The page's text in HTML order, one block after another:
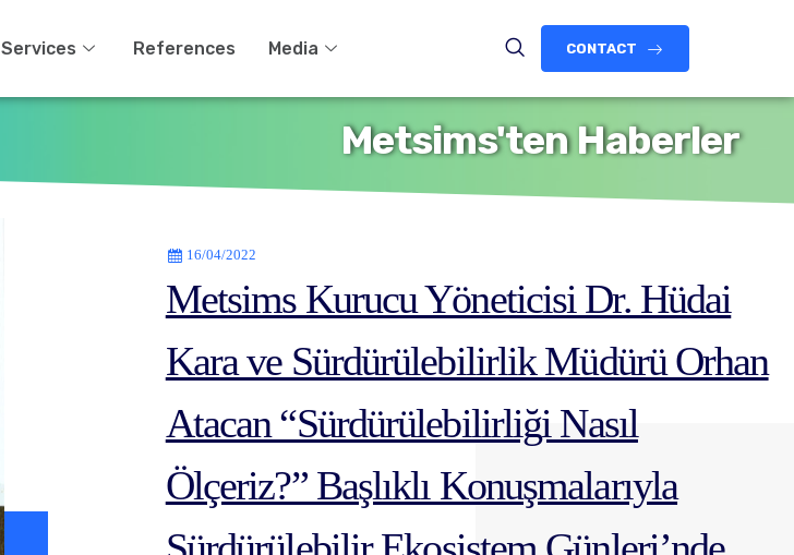
Services References Media CONTACT
Metsims'ten Haberler
16/04/2022
Metsims Kurucu Yöneticisi Dr. Hüdai
Kara ve Sürdürülebilirlik Müdürü Orhan
Atacan “Sürdürülebilirliği Nasıl
Ölçeriz?” Başlıklı Konuşmalarıyla